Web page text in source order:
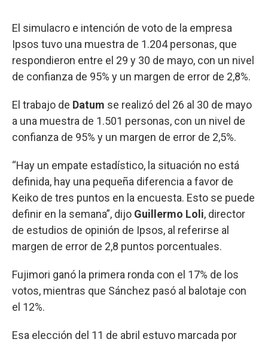
El simulacro e intención de voto de la empresa
Ipsos tuvo una muestra de 1.204 personas, que
respondieron entre el 29 y 30 de mayo, con un nivel
de confianza de 95% y un margen de error de 2,8%.
El trabajo de Datum se realizó del 26 al 30 de mayo
a una muestra de 1.501 personas, con un nivel de
confianza de 95% y un margen de error de 2,5%.
“Hay un empate estadístico, la situación no está
definida, hay una pequeña diferencia a favor de
Keiko de tres puntos en la encuesta. Esto se puede
definir en la semana”, dijo Guillermo Loli, director
de estudios de opinión de Ipsos, al referirse al
margen de error de 2,8 puntos porcentuales.
Fujimori ganó la primera ronda con el 17% de los
votos, mientras que Sánchez pasó al balotaje con
el 12%.
Esa elección del 11 de abril estuvo marcada por